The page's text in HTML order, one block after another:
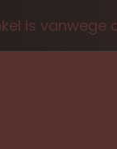
is vanwege